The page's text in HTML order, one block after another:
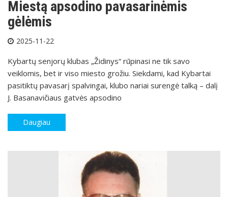
Miestą apsodino pavasarinėmis
gėlėmis
2025-11-22
Kybartų senjorų klubas „Židinys“ rūpinasi ne tik savo
veiklomis, bet ir viso miesto grožiu. Siekdami, kad Kybartai
pasitiktų pavasarį spalvingai, klubo nariai surengė talką – dalį
J. Basanavičiaus gatvės apsodino
Daugiau